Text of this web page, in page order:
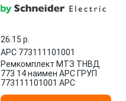
26.15 p.
APC·773111101001
Ремкомплект МТЗ ТНВД
773 14 наимен АРС ГРУП
773111101001 APC